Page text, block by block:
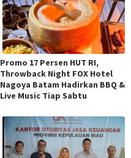
Promo 17 Persen HUT RI,
Throwback Night FOX Hotel
Nagoya Batam Hadirkan BBQ &
Live Music Tiap Sabtu